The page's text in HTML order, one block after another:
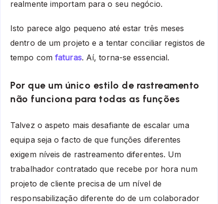
realmente importam para o seu negócio.
Isto parece algo pequeno até estar três meses
dentro de um projeto e a tentar conciliar registos de
tempo com faturas. Aí, torna-se essencial.
Por que um único estilo de rastreamento
não funciona para todas as funções
Talvez o aspeto mais desafiante de escalar uma
equipa seja o facto de que funções diferentes
exigem níveis de rastreamento diferentes. Um
trabalhador contratado que recebe por hora num
projeto de cliente precisa de um nível de
responsabilização diferente do de um colaborador